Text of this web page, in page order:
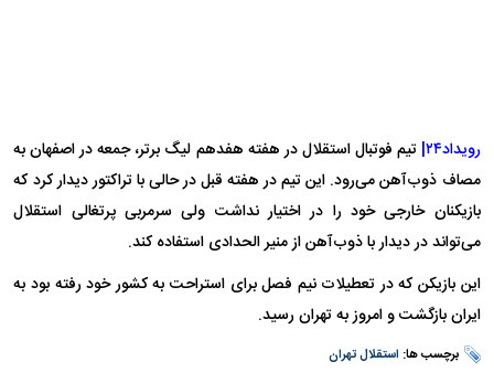
رویداد۲۴|
تیم فوتبال استقلال در هفته هفدهم لیگ برتر، جمعه در اصفهان به
مصاف ذوب‌آهن می‌رود. این تیم در هفته قبل در حالی با تراکتور دیدار کرد که
بازیکنان خارجی خود را در اختیار نداشت ولی سرمربی پرتغالی استقلال
می‌تواند در دیدار با ذوب‌آهن از منیر الحدادی استفاده کند.
این بازیکن که در تعطیلات نیم فصل برای استراحت به کشور خود رفته بود به
ایران بازگشت و امروز به تهران رسید.
برچسب ها: استقلال تهران